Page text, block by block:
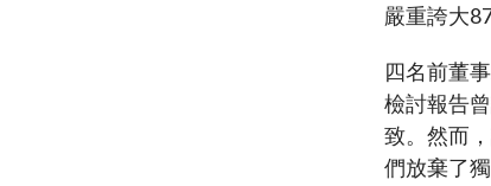
嚴重誇大
四名前董
檢討報告
致。然而
們放棄了